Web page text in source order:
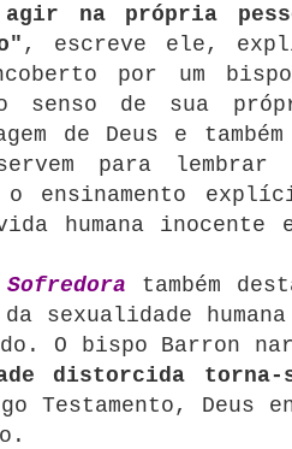
agir na própria
, escreve ele,
por um
senso de sua
de Deus e
servem para
ensinamento
humana inocente
também
sexualidade
O bispo Barron
distorcida
Testamento, Deus